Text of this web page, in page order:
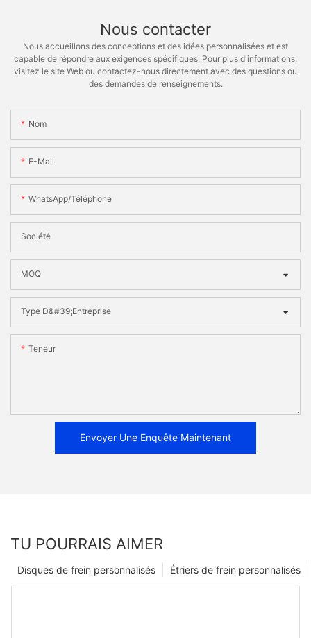
Nous contacter
Nous accueillons des conceptions et des idées personnalisées et est
capable de répondre aux exigences spécifiques. Pour plus d'informations,
visitez le site Web ou contactez-nous directement avec des questions ou
des demandes de renseignements.
Nom
E-Mail
WhatsApp/téléphone
Société
MOQ
Type D&#39;entreprise
Teneur
Envoyer Une Enquête Maintenant
TU POURRAIS AIMER
Étriers de frein personnalisés
Disques de frein personnalisés